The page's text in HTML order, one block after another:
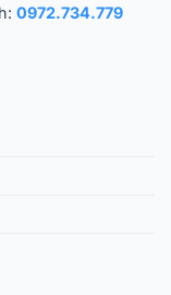
0972.734.779